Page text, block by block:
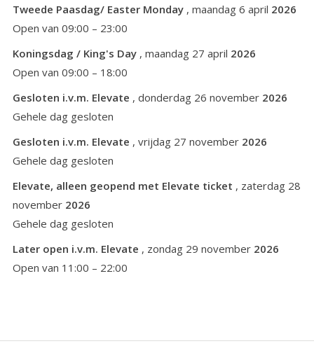
Tweede Paasdag/ Easter Monday , maandag 6 april 2026
Open van 09:00 – 23:00
Koningsdag / King's Day , maandag 27 april 2026
Open van 09:00 – 18:00
Gesloten i.v.m. Elevate , donderdag 26 november 2026
Gehele dag gesloten
Gesloten i.v.m. Elevate , vrijdag 27 november 2026
Gehele dag gesloten
Elevate, alleen geopend met Elevate ticket , zaterdag 28
november 2026
Gehele dag gesloten
Later open i.v.m. Elevate , zondag 29 november 2026
Open van 11:00 – 22:00